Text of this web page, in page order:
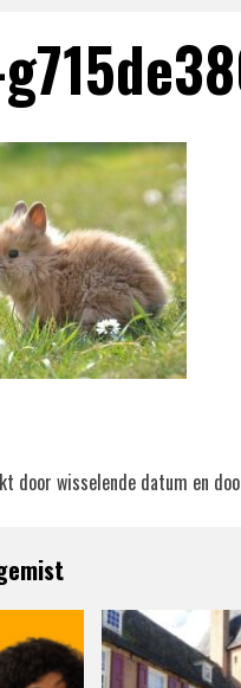
door wisselende datum en